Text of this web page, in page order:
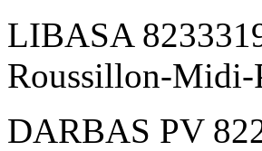
LIBASA
Roussillon-Midi-
DARBAS PV